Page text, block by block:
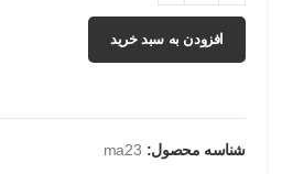
افزودن به سبد خرید
شناسه محصول: ma23